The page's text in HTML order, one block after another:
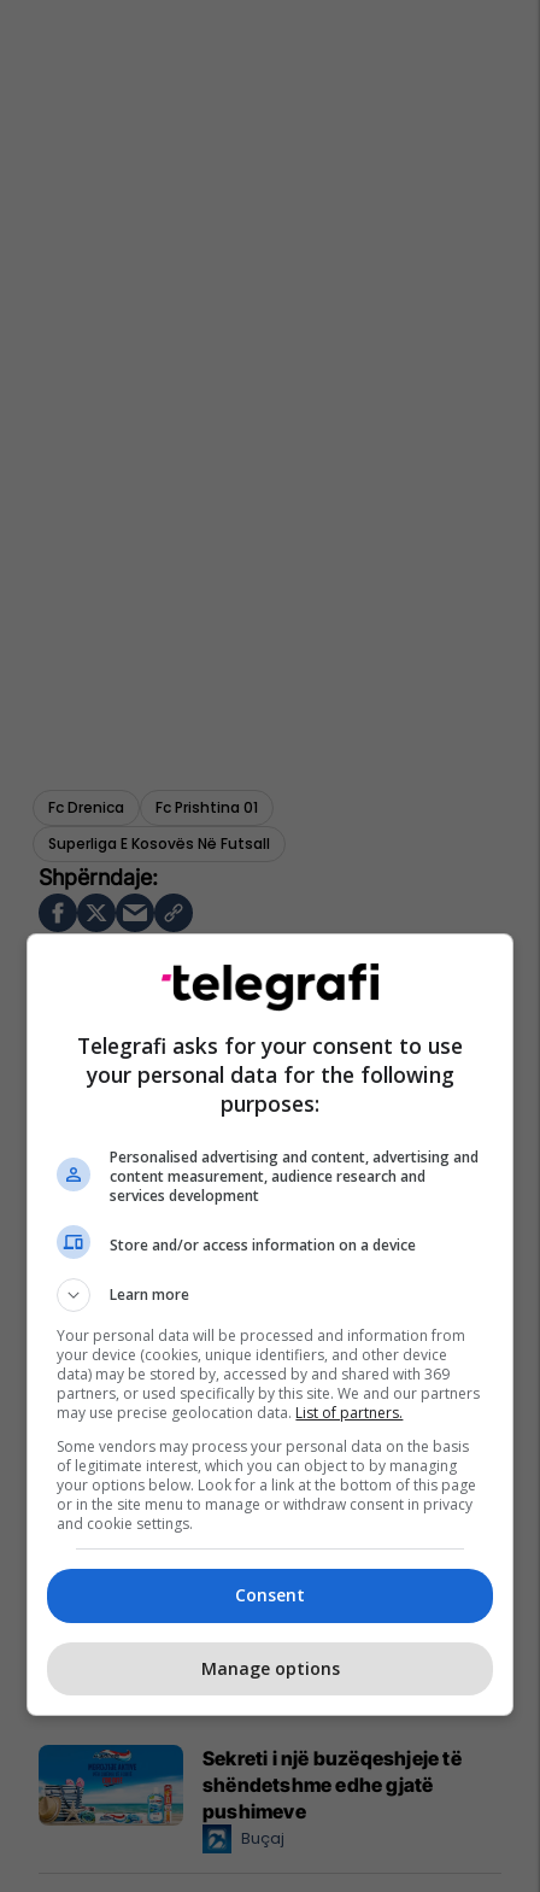
Fc Drenica
Fc Prishtina 01
Superliga E Kosovës Në Futsall
Promo Reklamo këtu
Sekreti i një buzëqeshjeje të
shëndetshme edhe gjatë
pushimeve
Buçaj
Telegrafi asks for your consent to use
your personal data for the following
purposes:
Personalised advertising and content, advertising and
content measurement, audience research and
services development
Store and/or access information on a device
Learn more
Your personal data will be processed and information from
your device (cookies, unique identifiers, and other device
data) may be stored by, accessed by and shared with 369
partners, or used specifically by this site. We and our partners
may use precise geolocation data. List of partners.
Some vendors may process your personal data on the basis
of legitimate interest, which you can object to by managing
your options below. Look for a link at the bottom of this page
or in the site menu to manage or withdraw consent in privacy
and cookie settings.
Consent
Manage options